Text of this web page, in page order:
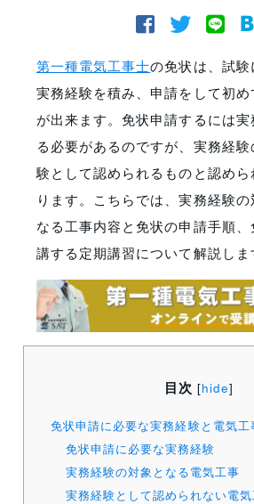
第一種電気工事士の免状は、試
実務経験を積み、申請をして初め
が出来ます。免状申請するには
る必要があるのですが、実務経
験として認められるものと認め
ります。こちらでは、実務経験の
なる工事内容と免状の申請手順、
講する定期講習について解説しま
目次 [hide]
免状申請に必要な実務経験と電気工
免状申請に必要な実務経験
実務経験の対象となる電気工事
実務経験として認められない電